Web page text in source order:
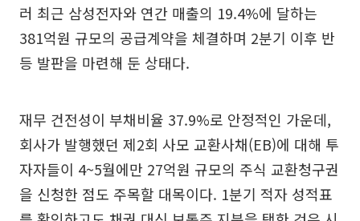
러 최근 삼성전자와 연간 매출의 19.4%에 달하는
381억원 규모의 공급계약을 체결하며 2분기 이후 반
등 발판을 마련해 둔 상태다.
재무 건전성이 부채비율 37.9%로 안정적인 가운데,
회사가 발행했던 제2회 사모 교환사채(EB)에 대해 투
자자들이 4~5월에만 27억원 규모의 주식 교환청구권
을 신청한 점도 주목할 대목이다. 1분기 적자 성적표